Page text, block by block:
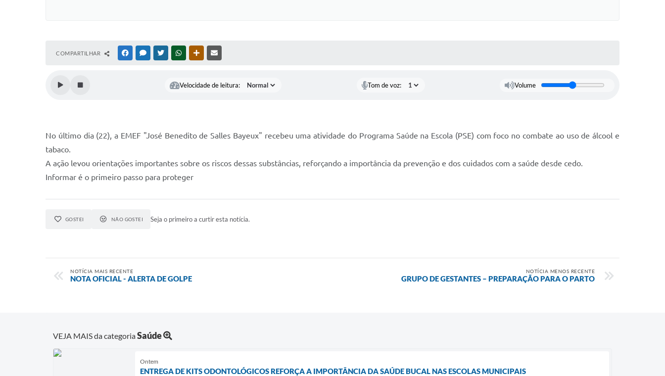
COMPARTILHAR FACEBOOKMESSENGER
TWITTERWHATSAPPOUTRAS MÍDIAS
Velocidade de leitura: Tom de voz: Volume
No último dia (22), a EMEF "José Benedito de Salles Bayeux" recebeu uma atividade do Programa Saúde na Escola (PSE) com foco no combate ao uso de álcool e
tabaco.
A ação levou orientações importantes sobre os riscos dessas substâncias, reforçando a importância da prevenção e dos cuidados com a saúde desde cedo.
Informar é o primeiro passo para proteger
GOSTEI NÃO GOSTEI Seja o primeiro a curtir esta notícia.
NOTÍCIA MAIS RECENTE
NOTA OFICIAL - ALERTA DE GOLPE
NOTÍCIA MENOS RECENTE
GRUPO DE GESTANTES – PREPARAÇÃO PARA O PARTO
VEJA MAIS da categoriaSaúde
Ontem
ENTREGA DE KITS ODONTOLÓGICOS REFORÇA A IMPORTÂNCIA DA SAÚDE BUCAL NAS ESCOLAS MUNICIPAIS